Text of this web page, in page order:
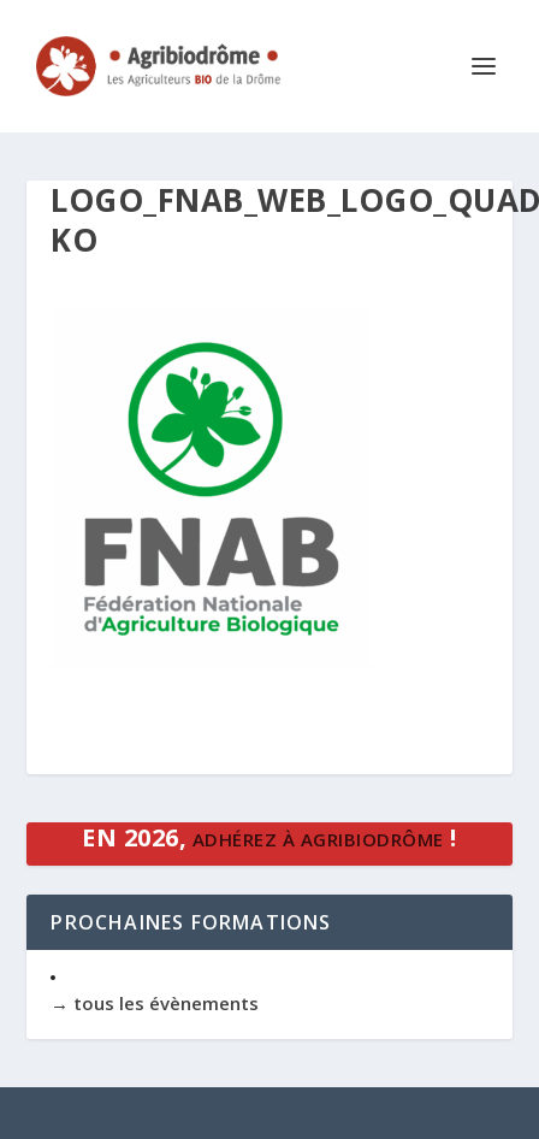
KO
EN 2026, ADHÉREZ À AGRIBIODRÔME !
PROCHAINES FORMATIONS
→ tous les évènements